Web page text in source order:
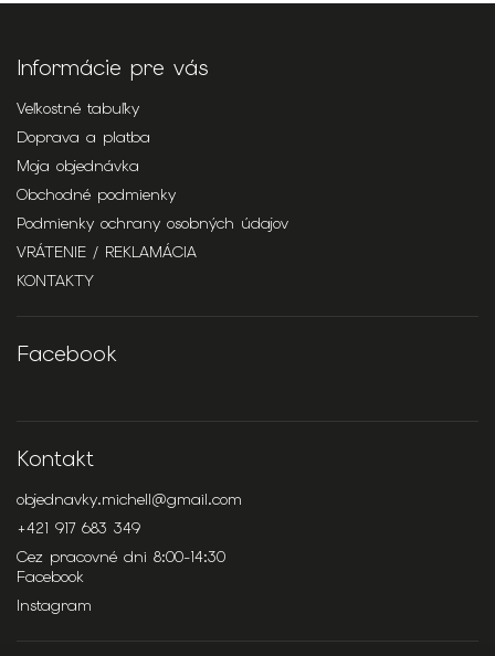
Informácie pre vás
Veľkostné tabuľky
Doprava a platba
Moja objednávka
Obchodné podmienky
Podmienky ochrany osobných údajov
VRÁTENIE / REKLAMÁCIA
KONTAKTY
Facebook
Kontakt
objednavky.michell@gmail.com
+421 917 683 349
Cez pracovné dni 8:00-14:30
Facebook
Instagram